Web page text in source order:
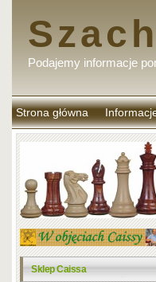
Podajemy informacje
Strona główna
Sklep Caissa